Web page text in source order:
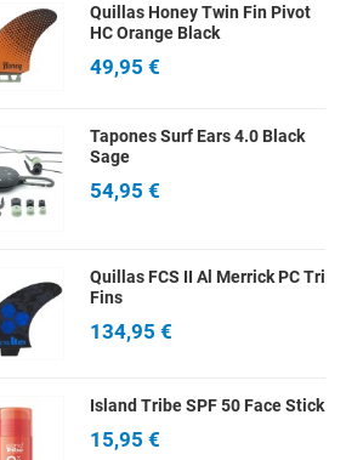
Quillas Honey Twin Fin Pivot
HC Orange Black
49,95 €
Tapones Surf Ears 4.0 Black
Sage
54,95 €
Quillas FCS II Al Merrick PC Tri
Fins
134,95 €
Island Tribe SPF 50 Face Stick
15,95 €